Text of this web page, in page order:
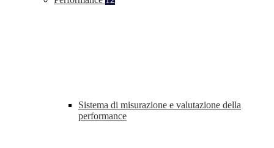
Sistema di misurazione e valutazione della
performance